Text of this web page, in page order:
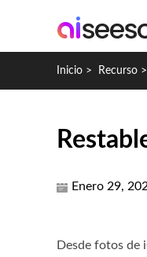
Inicio > Recurso >
Enero 29,
Desde fotos de